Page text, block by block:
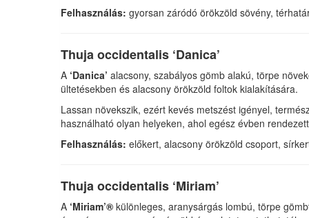
Felhasználás: gyorsan záródó örökzöld sövény,
Thuja occidentalis ‘Danica’
A ‘Danica’ alacsony, szabályos gömb alakú, törpe
ültetésekben és alacsony örökzöld foltok kialakítására.
Lassan növekszik, ezért kevés metszést igényel,
használható olyan helyeken, ahol egész évben
Felhasználás: előkert, alacsony örökzöld csoport,
Thuja occidentalis ‘Miriam’
A ‘Miriam’® különleges, aranysárgás lombú, törpe